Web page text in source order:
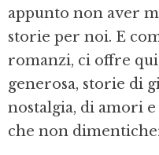
appunto non aver
storie per noi. E
romanzi, ci offre
generosa, storie di
nostalgia, di amori
che non